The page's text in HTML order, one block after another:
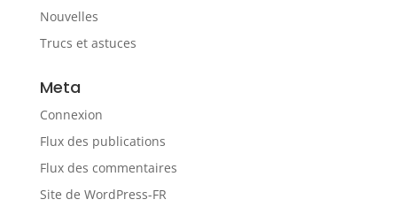
Nouvelles
Trucs et astuces
Meta
Connexion
Flux des publications
Flux des commentaires
Site de WordPress-FR